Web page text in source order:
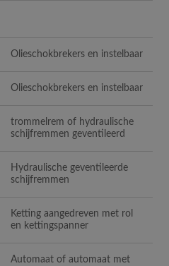
Olieschokbrekers en instelbaar
Olieschokbrekers en instelbaar
trommelrem of hydraulische
schijfremmen geventileerd
Hydraulische geventileerde
schijfremmen
Ketting aangedreven met rol
en kettingspanner
Automaat of automaat met